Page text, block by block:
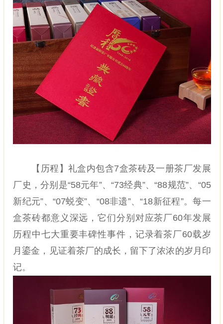
【历程】礼盒内包含7盒茶砖及一册茶厂发展
厂史，分别是“58元年”、“73经典”、“88规范”、“05
新纪元”、“07蜕变”、“08非遗”、“18新征程”。每一
盒茶砖都意义深远，它们分别对应茶厂60年发展
历程中七大重要丰碑性事件，记录着茶厂60载岁
月鎏金，见证着茶厂的成长，留下了浓浓的岁月印
记。